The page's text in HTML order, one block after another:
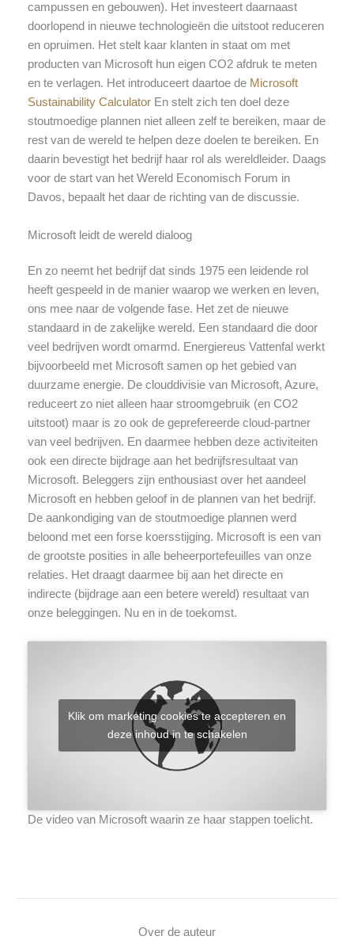
campussen en gebouwen). Het investeert daarnaast
doorlopend in nieuwe technologieën die uitstoot reduceren
en opruimen. Het stelt kaar klanten in staat om met
producten van Microsoft hun eigen CO2 afdruk te meten
en te verlagen. Het introduceert daartoe de Microsoft
Sustainability CalculatorEn stelt zich ten doel deze
stoutmoedige plannen niet alleen zelf te bereiken, maar de
rest van de wereld te helpen deze doelen te bereiken. En
daarin bevestigt het bedrijf haar rol als wereldleider. Daags
voor de start van het Wereld Economisch Forum in
Davos, bepaalt het daar de richting van de discussie.
Microsoft leidt de wereld dialoog
En zo neemt het bedrijf dat sinds 1975 een leidende rol
heeft gespeeld in de manier waarop we werken en leven,
ons mee naar de volgende fase. Het zet de nieuwe
standaard in de zakelijke wereld. Een standaard die door
veel bedrijven wordt omarmd. Energiereus Vattenfal werkt
bijvoorbeeld met Microsoft samen op het gebied van
duurzame energie. De clouddivisie van Microsoft, Azure,
reduceert zo niet alleen haar stroomgebruik (en CO2
uitstoot) maar is zo ook de geprefereerde cloud-partner
van veel bedrijven. En daarmee hebben deze activiteiten
ook een directe bijdrage aan het bedrijfsresultaat van
Microsoft. Beleggers zijn enthousiast over het aandeel
Microsoft en hebben geloof in de plannen van het bedrijf.
De aankondiging van de stoutmoedige plannen werd
beloond met een forse koersstijging. Microsoft is een van
de grootste posities in alle beheerportefeuilles van onze
relaties. Het draagt daarmee bij aan het directe en
indirecte (bijdrage aan een betere wereld) resultaat van
onze beleggingen. Nu en in de toekomst.
Klik om marketing cookies te accepteren en
deze inhoud in te schakelen
De video van Microsoft waarin ze haar stappen toelicht.
Over de auteur